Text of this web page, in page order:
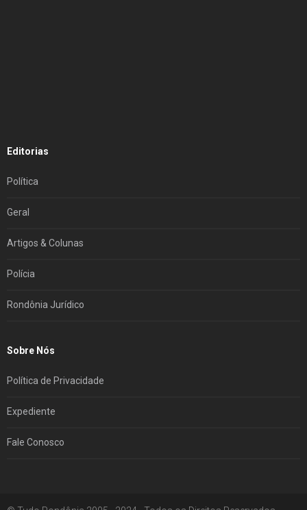
Editorias
Política
Geral
Artigos & Colunas
Polícia
Rondônia Jurídico
Sobre Nós
Política de Privacidade
Expediente
Fale Conosco